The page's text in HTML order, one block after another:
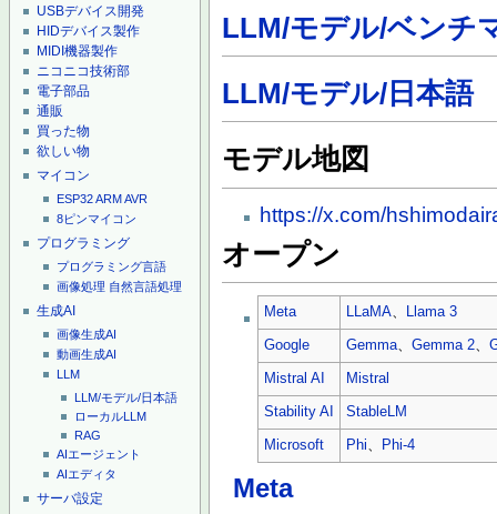
USBデバイス開発
HIDデバイス製作
MIDI機器製作
ニコニコ技術部
電子部品
通販
買った物
欲しい物
マイコン
ESP32ARMAVR
8ピンマイコン
プログラミング
プログラミング言語
画像処理 自然言語処理
生成AI
画像生成AI
動画生成AI
LLM
LLM/モデル/日本語
ローカルLLM
RAG
AIエージェント
AIエディタ
サーバ設定
LLM/モデル/ベンチ
LLM/モデル/日本語
モデル地図
https://x.com/
オープン
Meta LLaMA、 Llama 3
Google Gemma、Gemma 2、
Mistral AI Mistral
Stability AI StableLM
Microsoft Phi、 Phi-4
Meta